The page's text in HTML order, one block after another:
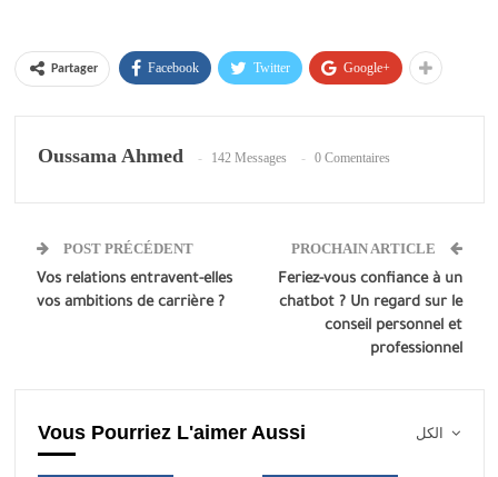
Partager Facebook Twitter Google+
Oussama Ahmed 142 Messages 0 Comentaires
POST PRÉCÉDENT
Vos relations entravent-elles
vos ambitions de carrière ?
PROCHAIN ARTICLE
Feriez-vous confiance à un
chatbot ? Un regard sur le
conseil personnel et
professionnel
Vous Pourriez L'aimer Aussi